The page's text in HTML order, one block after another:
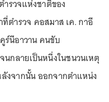
ำรวจแห่งชาติของ
ที่ตำรวจ คอสมาส เค. กาอี
นีอาวาน คนขับ
กลายเป็นหนึ่งในชนวนเหตุ
งจากนั้น ออกจากตำแหน่ง